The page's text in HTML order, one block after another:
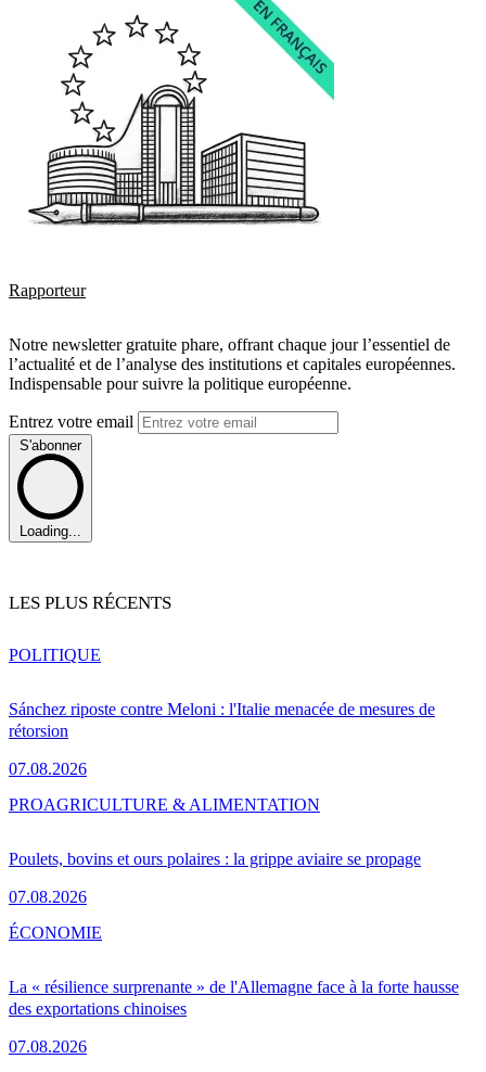
Rapporteur
Notre newsletter gratuite phare, offrant chaque jour l’essentiel de
l’actualité et de l’analyse des institutions et capitales européennes.
Indispensable pour suivre la politique européenne.
Entrez votre email
S'abonner
Loading...
LES PLUS RÉCENTS
Sánchez riposte contre Meloni : l'Italie menacée de mesures de
rétorsion
07.08.2026
POLITIQUE
Poulets, bovins et ours polaires : la grippe aviaire se propage
07.08.2026
PROAGRICULTURE & ALIMENTATION
La « résilience surprenante » de l'Allemagne face à la forte hausse
des exportations chinoises
07.08.2026
ÉCONOMIE